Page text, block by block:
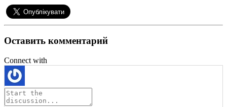
Оставить комментарий
Connect with